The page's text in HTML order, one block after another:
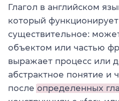
Глагол в английском
который функционирует
существительное:
объектом или частью
выражает процесс или
абстрактное понятие и
после определенных